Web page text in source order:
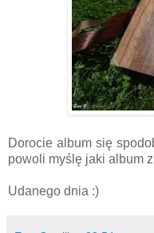
Dorocie album się
powoli myślę jaki album
Udanego dnia :)